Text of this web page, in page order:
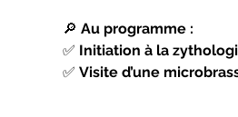
🔎 Au programme :
✅ Initiation à la
✅ Visite d’une